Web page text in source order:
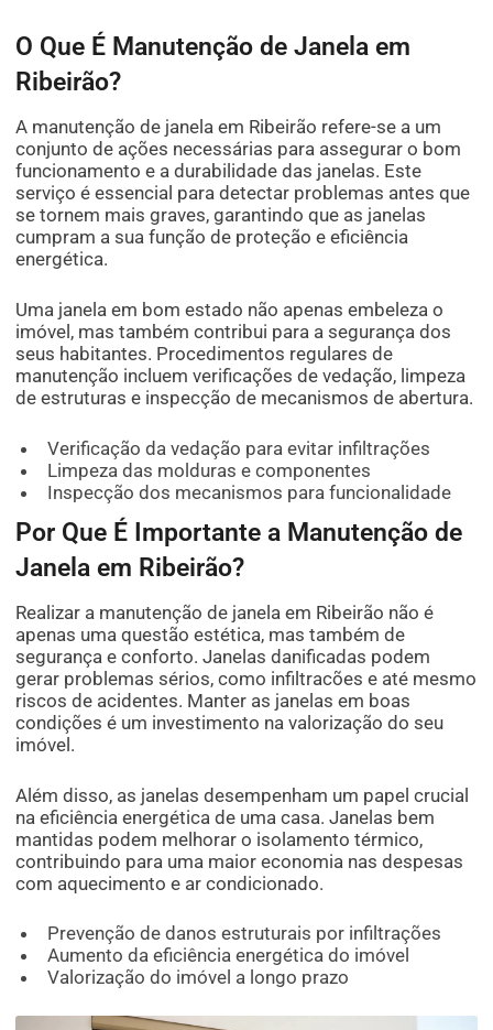
O Que É Manutenção de Janela em
Ribeirão?
A manutenção de janela em Ribeirão refere-se a um
conjunto de ações necessárias para assegurar o bom
funcionamento e a durabilidade das janelas. Este
serviço é essencial para detectar problemas antes que
se tornem mais graves, garantindo que as janelas
cumpram a sua função de proteção e eficiência
energética.
Uma janela em bom estado não apenas embeleza o
imóvel, mas também contribui para a segurança dos
seus habitantes. Procedimentos regulares de
manutenção incluem verificações de vedação, limpeza
de estruturas e inspecção de mecanismos de abertura.
Verificação da vedação para evitar infiltrações
Limpeza das molduras e componentes
Inspecção dos mecanismos para funcionalidade
Por Que É Importante a Manutenção de
Janela em Ribeirão?
Realizar a manutenção de janela em Ribeirão não é
apenas uma questão estética, mas também de
segurança e conforto. Janelas danificadas podem
gerar problemas sérios, como infiltracões e até mesmo
riscos de acidentes. Manter as janelas em boas
condições é um investimento na valorização do seu
imóvel.
Além disso, as janelas desempenham um papel crucial
na eficiência energética de uma casa. Janelas bem
mantidas podem melhorar o isolamento térmico,
contribuindo para uma maior economia nas despesas
com aquecimento e ar condicionado.
Prevenção de danos estruturais por infiltrações
Aumento da eficiência energética do imóvel
Valorização do imóvel a longo prazo